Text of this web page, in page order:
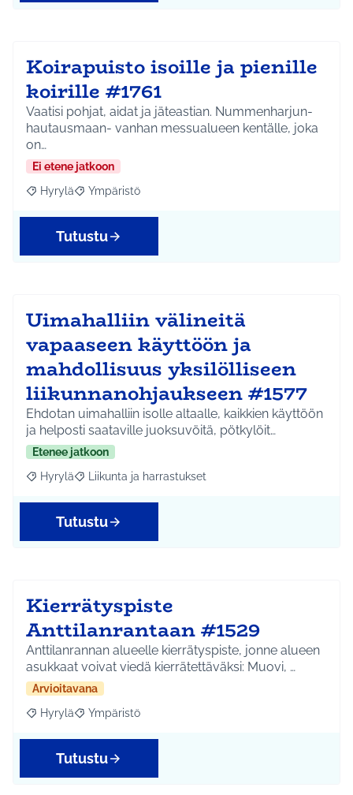
Koirapuisto isoille ja pienille
koirille #1761
Vaatisi pohjat, aidat ja jäteastian. Nummenharjun-
hautausmaan- vanhan messualueen kentälle, joka
on…
Ei etene jatkoon
Rajaa tulokset aihepiirin mukaan: Hyrylä
Hyrylä Rajaa tulokset teeman mukaan: Ympäristö
Ympäristö
Tutustu
Uimahalliin välineitä
vapaaseen käyttöön ja
mahdollisuus yksilölliseen
liikunnanohjaukseen #1577
Ehdotan uimahalliin isolle altaalle, kaikkien käyttöön
ja helposti saataville juoksuvöitä, pötkylöit…
Etenee jatkoon
Rajaa tulokset aihepiirin mukaan: Hyrylä
Hyrylä Rajaa tulokset teeman mukaan: Liikunta ja
Liikunta ja harrastukset
Tutustu
Kierrätyspiste
Anttilanrantaan #1529
Anttilanrannan alueelle kierrätyspiste, jonne alueen
asukkaat voivat viedä kierrätettäväksi: Muovi, …
Arvioitavana
Rajaa tulokset aihepiirin mukaan: Hyrylä
Hyrylä Rajaa tulokset teeman mukaan: Ympäristö
Ympäristö
Tutustu